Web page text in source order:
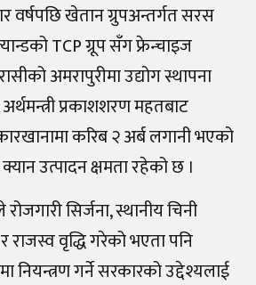
वर्षपछि खेतान ग्रुपअन्तर्गत सरस
TCP ग्रूप सँग फ्रेन्चाइज
अमरापुरीमा उद्योग स्थापना
प्रकाशशरण महतबाट
करिब २ अर्ब लगानी भएको
उत्पादन क्षमता रहेको छ ।
सिर्जना, स्थानीय चिनी
र राजस्व वृद्धि गरेको भएता पनि
नियन्त्रण गर्ने सरकारको उद्देश्यलाई